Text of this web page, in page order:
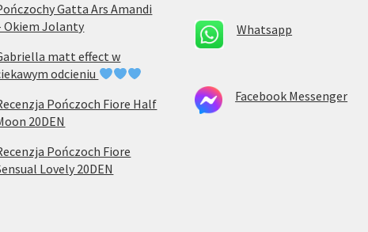
Gatta Ars Amandi
Okiem Jolanty
matt effect w
odcieniu
Pończoch Fiore Half
20DEN
Pończoch Fiore
Lovely 20DEN
Whatsapp
Facebook Messenger